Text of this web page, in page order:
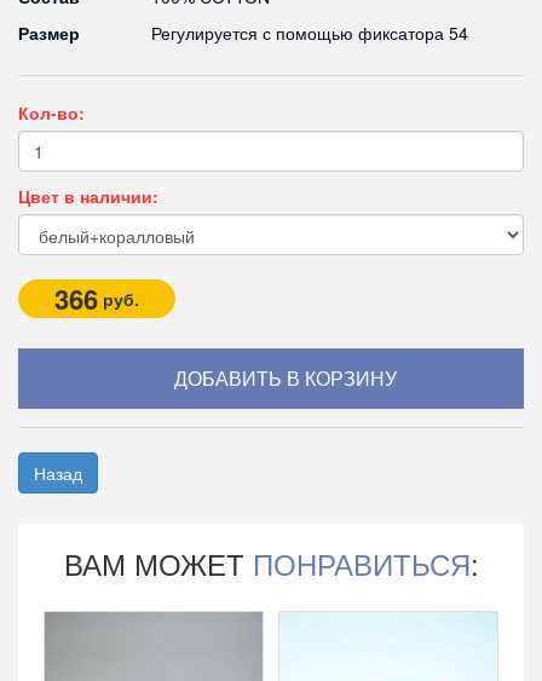
Размер
Регулируется с помощью фиксатора 54
Кол-во:
Цвет в наличии:
366 руб.
Назад
ВАМ МОЖЕТ ПОНРАВИТЬСЯ: